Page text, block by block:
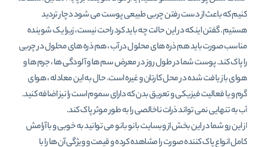
کنیم که باعث از دست رفتن چربی طبیعی پوست می شود دچار تردید
هستیم. گفتن اینکه در این حالت چه باید کرد راحت نیست، زیرا یک شوینده
مناسب صورت باید هم ذره های محلول در آب ، هم ذره های محلول در چربی
را پاک کند. پوست شما در طول روز در معرض سم ها و آلودگی ها ، جرم ها و
هوای باز یافت شده در محل کارتان و غیره است. حال به این معادله ، هوای
گرم و یا فعالیت فیزیکی و تعریق بدن که دارای سموم است را نیز اضافه کنید.
آب به تنهایی نمی تواند ذرات ناخالصی را به طور موثر پاک کند.
از این رو شما در این بخش از وبسایت بانو بانو می توانید به خوبی و با آرامش
کامل انواع پاک کننده صورت را مشاهده کرده و قیمت و ویژگی آن ها را با